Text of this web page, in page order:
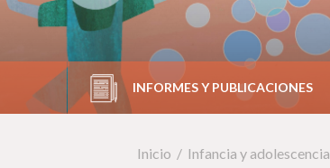
INFORMES Y PUBLICACIONES
Inicio Infancia y adolescencia